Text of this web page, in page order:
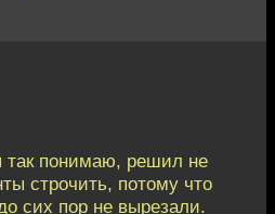
так понимаю, решил не
строчить, потому что
сих пор не вырезали.